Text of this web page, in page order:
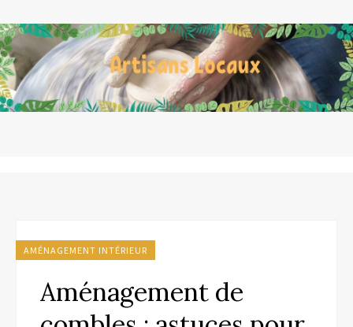
AMÉNAGEMENT INTÉRIEUR
Aménagement de